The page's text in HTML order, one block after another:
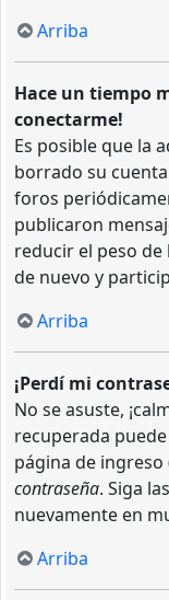
Arriba
Hace un tiempo
conectarme!
Es posible que la
borrado su
foros
publicaron
reducir el peso de
de nuevo y
Arriba
¡Perdí mi
No se asuste,
recuperada
página de ingreso
contraseña. Siga
nuevamente en
Arriba